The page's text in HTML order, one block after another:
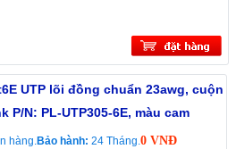
UTP lõi đồng chuẩn 23awg, cuộn
P/N: PL-UTP305-6E, màu cam
hàng.Bảo hành: 24 Tháng.0 VNĐ